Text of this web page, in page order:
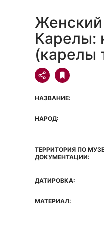
Женский
Карелы:
(карелы
НАЗВАНИЕ:
НАРОД:
ТЕРРИТОРИЯ ПО
ДОКУМЕНТАЦИИ:
ДАТИРОВКА:
МАТЕРИАЛ: